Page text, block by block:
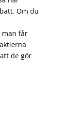
Om du
man får
de gör